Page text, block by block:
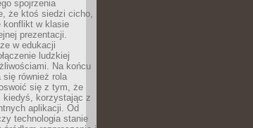
spojrzenia
że ktoś siedzi cicho,
konflikt w klasie
prezentacji.
w edukacji
ludzkiej
Na końcu
również rola
się z tym, że
korzystając z
aplikacji. Od
technologia stanie